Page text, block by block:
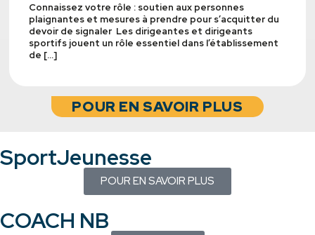
Connaissez votre rôle : soutien aux personnes
plaignantes et mesures à prendre pour s’acquitter du
devoir de signaler Les dirigeantes et dirigeants
sportifs jouent un rôle essentiel dans l’établissement
de […]
POUR EN SAVOIR PLUS
SportJeunesse
POUR EN SAVOIR PLUS
COACH NB